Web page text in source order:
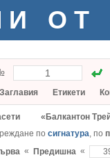
ОТ
Заглавия Етикети
«Балкантон
по сигнатура, по
« Предишна «